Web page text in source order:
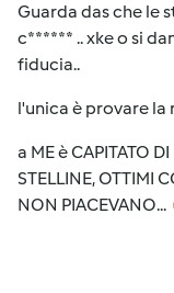
Guarda das che le
c****** .. xke o si
fiducia..
l'unica è provare la
a ME è CAPITATO
STELLINE, OTTIMI
NON PIACEVANO...